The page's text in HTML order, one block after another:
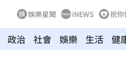
娛樂星聞 iNEWS 祝你
政治 社會 娛樂 生活 健